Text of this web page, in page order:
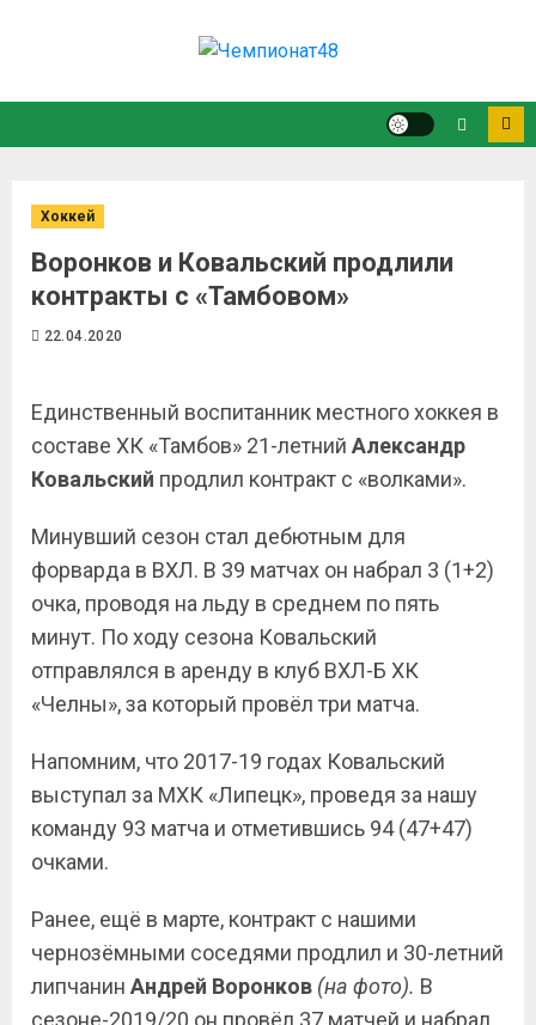
Хоккей
Воронков и Ковальский продлили
контракты с «Тамбовом»
22.04.2020
Единственный воспитанник местного хоккея в
составе ХК «Тамбов» 21-летний Александр
Ковальский продлил контракт с «волками».
Минувший сезон стал дебютным для
форварда в ВХЛ. В 39 матчах он набрал 3 (1+2)
очка, проводя на льду в среднем по пять
минут. По ходу сезона Ковальский
отправлялся в аренду в клуб ВХЛ-Б ХК
«Челны», за который провёл три матча.
Напомним, что 2017-19 годах Ковальский
выступал за МХК «Липецк», проведя за нашу
команду 93 матча и отметившись 94 (47+47)
очками.
Ранее, ещё в марте, контракт с нашими
чернозёмными соседями продлил и 30-летний
липчанин Андрей Воронков (на фото). В
сезоне-2019/20 он провёл 37 матчей и набрал